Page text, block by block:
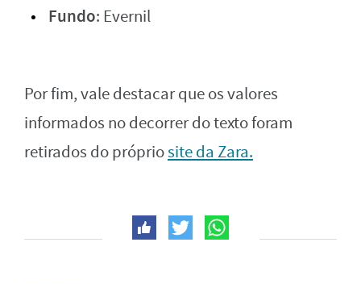
Fundo: Evernil
Por fim, vale destacar que os valores
informados no decorrer do texto foram
retirados do própriosite da Zara.